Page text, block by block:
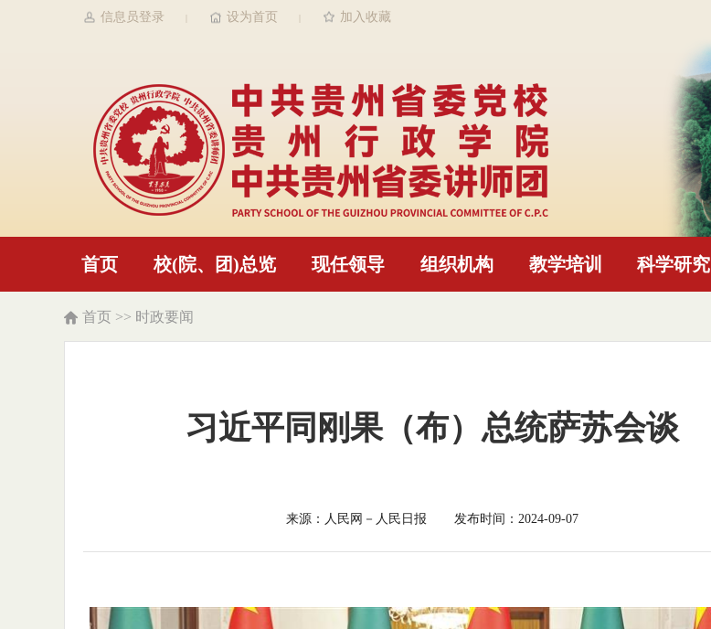
信息员登录 设为首页 加入收藏
首页 校(院、团)总览 现任领导 组织机构 教学培训 科学研究
首页>> 时政要闻
习近平同刚果（布）总统萨苏会谈
来源：人民网－人民日报 发布时间：2024-09-07